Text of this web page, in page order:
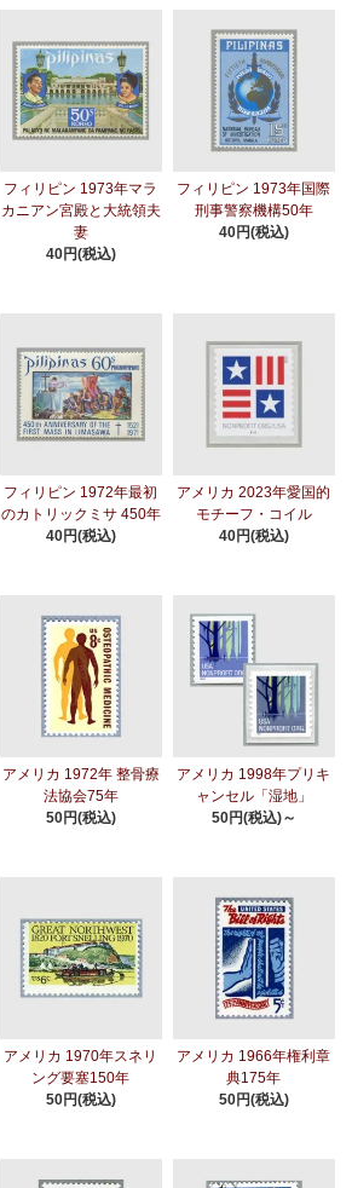
フィリピン 1973年マラ
カニアン宮殿と大統領夫
妻
40円(税込)
フィリピン 1973年国際
刑事警察機構50年
40円(税込)
フィリピン 1972年最初
のカトリックミサ 450年
40円(税込)
アメリカ 2023年愛国的
モチーフ・コイル
40円(税込)
アメリカ 1972年 整骨療
法協会75年
50円(税込)
アメリカ 1998年プリキ
ャンセル「湿地」
50円(税込)～
アメリカ 1970年スネリ
ング要塞150年
50円(税込)
アメリカ 1966年権利章
典175年
50円(税込)